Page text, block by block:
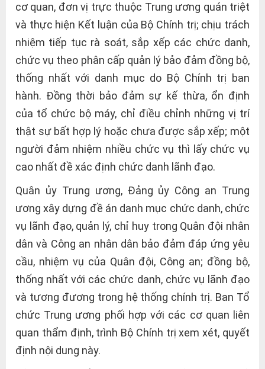
cơ quan, đơn vị trực thuộc Trung ương quán triệt
và thực hiện Kết luận của Bộ Chính trị; chịu trách
nhiệm tiếp tục rà soát, sắp xếp các chức danh,
chức vụ theo phân cấp quản lý bảo đảm đồng bộ,
thống nhất với danh mục do Bộ Chính trị ban
hành. Đồng thời bảo đảm sự kế thừa, ổn định
của tổ chức bộ máy, chỉ điều chỉnh những vị trí
thật sự bất hợp lý hoặc chưa được sắp xếp; một
người đảm nhiệm nhiều chức vụ thì lấy chức vụ
cao nhất đề xác định chức danh lãnh đạo.
Quân ủy Trung ương, Đảng ủy Công an Trung
ương xây dựng đề án danh mục chức danh, chức
vụ lãnh đạo, quản lý, chỉ huy trong Quân đội nhân
dân và Công an nhân dân bảo đảm đáp ứng yêu
cầu, nhiệm vụ của Quân đội, Công an; đồng bộ,
thống nhất với các chức danh, chức vụ lãnh đạo
và tương đương trong hệ thống chính trị. Ban Tổ
chức Trung ương phối hợp với các cơ quan liên
quan thẩm định, trình Bộ Chính trị xem xét, quyết
định nội dung này.